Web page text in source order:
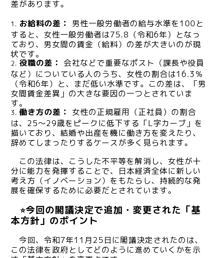
差があります。
お給料の差：
男性一般労働者の給与水準を100と
すると、女性一般労働者は75.8（令和6年）となっ
ており、男女間の賃金（給料）の差が大きいのが現
状です。
役職の差： 会社などで重要なポスト（課長や役員
など）についている人のうち、女性の割合は16.3％
（令和6年）と、まだ低い水準です。この差は、「男
女間賃金差異」の大きな要因の一つとされていま
す。
働き方の差： 女性の正規雇用（正社員）の割合
は、25〜29歳をピークに低下する「L字カーブ」を
描いており、結婚や出産を機に働き方を変えたり、
辞めてしまったりするケースが多く見られます。
この法律は、こうした不平等を解消し、女性が十
分に能力を発揮することで、日本経済全体に新しい
考え方（イノベーション）をもたらし、持続的な発
展を確保するために必要だとされています。
⭐今回の閣議決定で追加・変更された「基
本方針」のポイント
今回、令和7年11月25日に閣議決定されたのは、
この法律を政府としてどのように進めていくかを示